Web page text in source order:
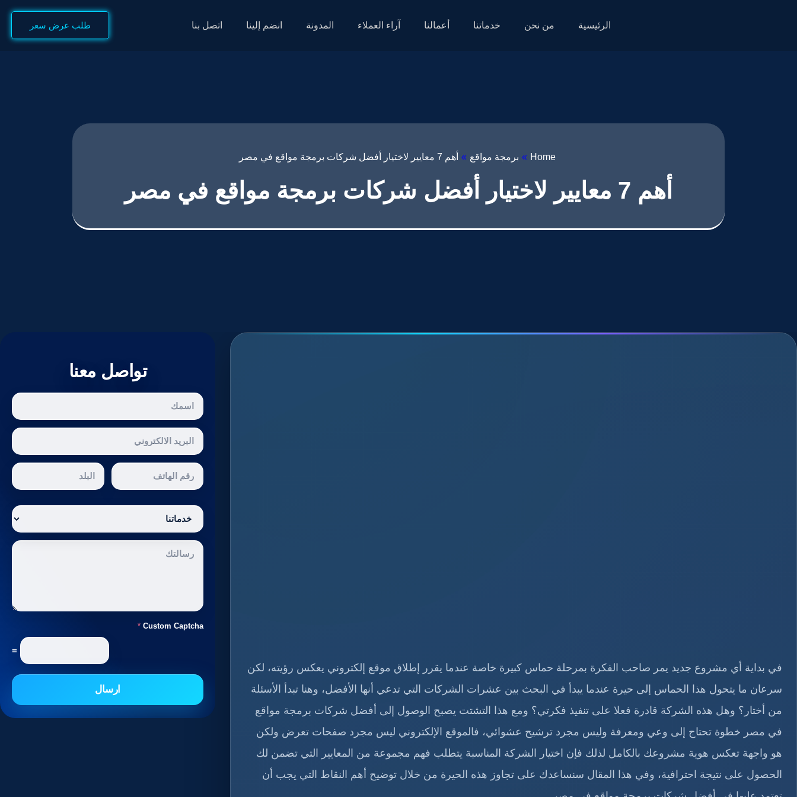
الرئيسية من نحن خدماتنا أعمالنا آراء العملاء المدونة انضم إلينا اتصل بنا طلب عرض سعر
Home
» برمجة مواقع » أهم 7 معايير لاختيار أفضل شركات برمجة مواقع في مصر
أهم 7 معايير لاختيار أفضل شركات برمجة مواقع في مصر
في بداية أي مشروع جديد يمر صاحب الفكرة بمرحلة حماس كبيرة خاصة عندما يقرر إطلاق موقع إلكتروني يعكس رؤيته، لكن
سرعان ما يتحول هذا الحماس إلى حيرة عندما يبدأ في البحث بين عشرات الشركات التي تدعي أنها الأفضل، وهنا تبدأ الأسئلة
من أختار؟ وهل هذه الشركة قادرة فعلا على تنفيذ فكرتي؟ ومع هذا التشتت يصبح الوصول إلى أفضل شركات برمجة مواقع
في مصر خطوة تحتاج إلى وعي ومعرفة وليس مجرد ترشيح عشوائي، فالموقع الإلكتروني ليس مجرد صفحات تعرض ولكن
هو واجهة تعكس هوية مشروعك بالكامل لذلك فإن اختيار الشركة المناسبة يتطلب فهم مجموعة من المعايير التي تضمن لك
الحصول على نتيجة احترافية، وفي هذا المقال سنساعدك على تجاوز هذه الحيرة من خلال توضيح أهم النقاط التي يجب أن
تواصل معنا
Custom Captcha
*
=
ارسال